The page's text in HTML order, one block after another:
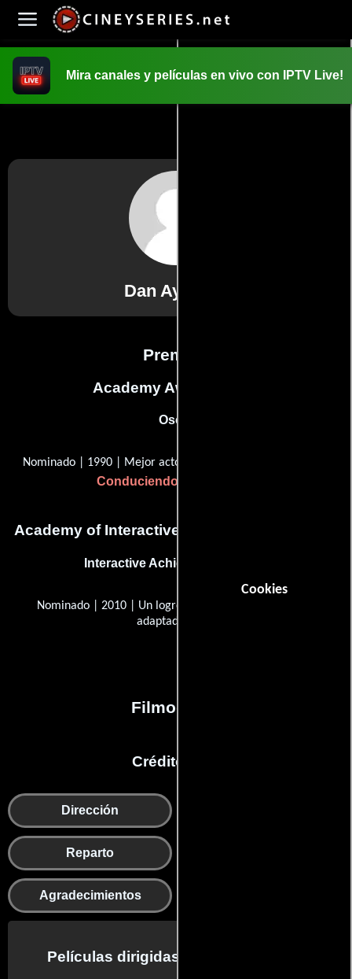
Cookies
Mira canales y películas en vivo con IPTV Live!
Dan Aykroyd
Premios
Academy Awards, USA
Oscar
Nominado | 1990 | Mejor actor en un papel de apoyo
Conduciendo a Miss Daisy
Academy of Interactive Arts & Sciences, USA
Interactive Achievement Award
Nominado | 2010 | Un logro excepcional en la historia
adaptada
Filmografía
Créditos en:
Dirección
Reparto
Agradecimientos
Películas dirigidas por Dan Aykroyd